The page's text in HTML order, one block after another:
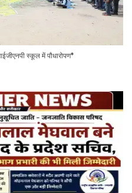
स्कूल में पौधारोपण*